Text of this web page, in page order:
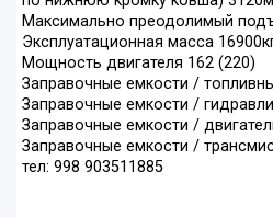
Максимально преодолимый
Эксплуатационная масса
Мощность двигателя 162 (220)
Заправочные емкости /
Заправочные емкости /
Заправочные емкости /
Заправочные емкости /
‭тел: 998 903511885